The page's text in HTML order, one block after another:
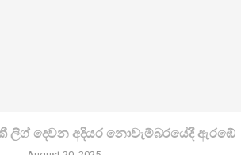
ලීග් දෙවන අදියර නොවැම්බරයේදී ඇරඹේ